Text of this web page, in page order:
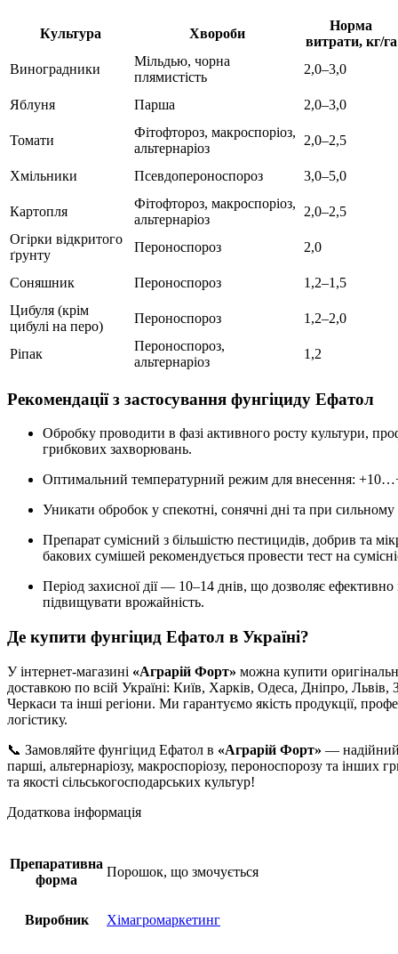
Культура Хвороби
Норма
витрати, кг/га
Виноградники
Мільдью, чорна
плямистість
2,0–3,0
Яблуня Парша 2,0–3,0
Томати
Фітофтороз, макроспоріоз,
альтернаріоз
2,0–2,5
Хмільники Псевдопероноспороз 3,0–5,0
Картопля
Фітофтороз, макроспоріоз,
альтернаріоз
2,0–2,5
Огірки відкритого
ґрунту
Пероноспороз 2,0
Соняшник Пероноспороз
1,2–1,5
Цибуля (крім
цибулі на перо)
Пероноспороз 1,2–2,0
Ріпак
Пероноспороз,
альтернаріоз
1,2
Рекомендації з застосування фунгіциду Ефатол
Обробку проводити в фазі активного росту культури,
грибкових захворювань.
Оптимальний температурний режим для внесення:
Уникати обробок у спекотні, сонячні дні та при сильному
Препарат сумісний з більшістю пестицидів, добрив та
бакових сумішей рекомендується провести тест на
Період захисної дії — 10–14 днів, що дозволяє
підвищувати врожайність.
Де купити фунгіцид Ефатол в Україні?
У інтернет-магазині «Аграрій Форт» можна купити
доставкою по всій Україні: Київ, Харків, Одеса, Дніпро,
Черкаси та інші регіони. Ми гарантуємо якість продукції,
логістику.
📞 Замовляйте фунгіцид Ефатол в «Аграрій Форт» — надійний
парші, альтернаріозу, макроспоріозу, пероноспорозу та інших
та якості сільськогосподарських культур!
Додаткова інформація
Препаративна
форма
Порошок, що змочується
Виробник Хімагромаркетинг